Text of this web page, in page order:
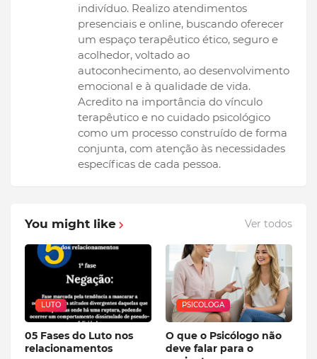
indivíduo. Realizo atendimentos
presenciais e online, buscando oferecer
um espaço terapêutico ético, seguro e
acolhedor, voltado ao
autoconhecimento, ao desenvolvimento
emocional e à qualidade de vida.
Acredito na importância do vínculo
terapêutico e no cuidado psicológico
como um processo construído de forma
conjunta, com atenção às necessidades
específicas de cada pessoa.
You might like Ver todos
LUTO
05 Fases do Luto nos
relacionamentos
PSICOLOGA
O que o Psicólogo não
deve falar para o